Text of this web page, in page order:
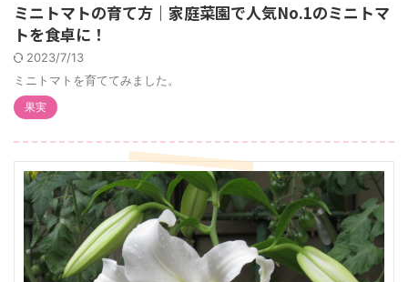
ミニトマトの育て方｜家庭菜園で人気No.1のミニトマ
トを食卓に！
2023/7/13
ミニトマトを育ててみました。
果実